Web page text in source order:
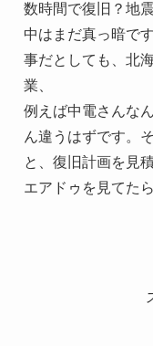
数時間で復旧？地
中はまだ真っ暗で
事だとしても、北
業、
例えば中電さんな
ん違うはずです。
と、復旧計画を見
エアドゥを見てた